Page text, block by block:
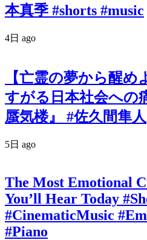
本真季 #shorts #music
4日 ago
【亡霊の夢から醒め
すがる日本社会への
蜃気楼』 #佐久間隼人
5日 ago
The Most Emotional
You’ll Hear Today
#CinematicMusic
#Piano